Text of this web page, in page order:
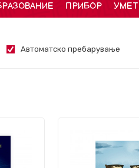
ПРИБОР
Автоматско пребарување